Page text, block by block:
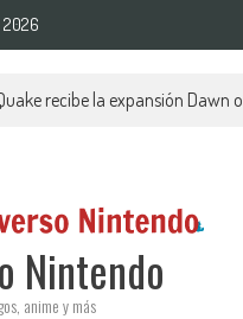
recibe la expansión Dawn
Nintendo
anime y más